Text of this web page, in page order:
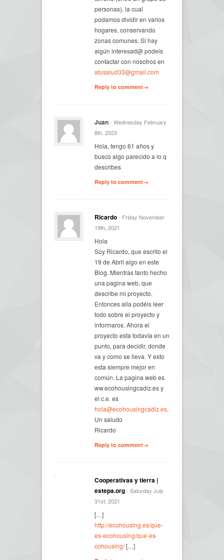
personas), la cual
podamos dividir en varios
hogares, conservando
zonas comunes. Si hay
algún interesad@ podeis
contactar con nosotros en
atusalud33@gmail.com
Reply to comment→
Juan- Wednesday February
8th, 2023
Hola, tengo 61 años y
busco algo parecido a lo q
describes
Reply to comment→
Ricardo- Friday November
19th, 2021
Hola
Soy Ricardo, que escrito el
19 de Abril algo en este
Blog. Mientras tanto hecho
una pagina web, que
describe mi proyecto.
Entonces alla podéis leer
todo sobre el proyecto y
informaros. Ahora el
proyecto esta todavía en un
punto, para decidir, donde
va y como se lleva. Y esto
esta siempre mejor en
común. La pagina web es
ww.ecohousingcadiz.es y
el c.e. es
hola@ecohousingcadiz.es.
Un saludo
Ricardo
Reply to comment→
Cooperativas y tierra |
estepa.org- Saturday July
31st, 2021
[…]
http://ecohousing.es/que-
es-ecohousing/que-es-
cohousing/[…]